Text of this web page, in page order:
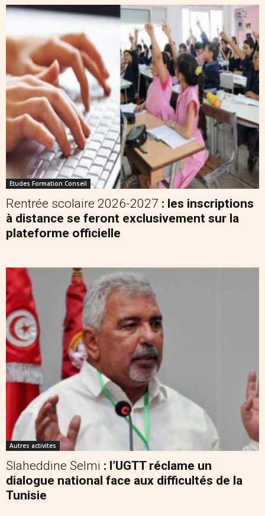
Etudes Formation Conseil
Rentrée scolaire 2026-2027 : les inscriptions
à distance se feront exclusivement sur la
plateforme officielle
Autres activites
Slaheddine Selmi : l’UGTT réclame un
dialogue national face aux difficultés de la
Tunisie